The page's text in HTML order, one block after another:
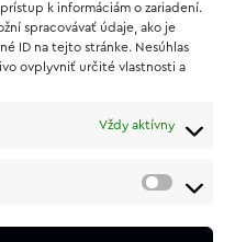
k informáciám o zariadení.
spracovávať údaje, ako je
ID na tejto stránke. Nesúhlas
ovplyvniť určité vlastnosti a
Vždy aktívny